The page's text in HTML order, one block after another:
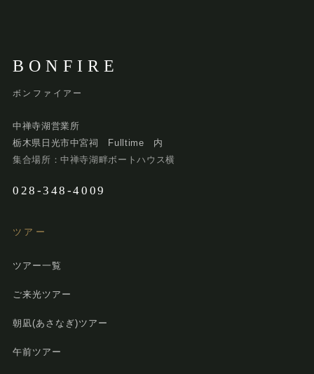
BONFIRE
ボンファイアー
中禅寺湖営業所
栃木県日光市中宮祠 Fulltime 内
集合場所：中禅寺湖畔ボートハウス横
028-348-4009
ツアー
ツアー一覧
ご来光ツアー
朝凪(あさなぎ)ツアー
午前ツアー